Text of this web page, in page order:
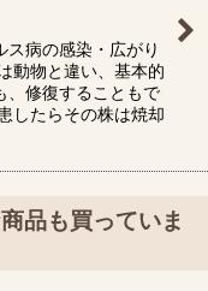
ス病の感染・広がり
動物と違い、基本的
、修復することもで
したらその株は焼却
品も買っていま